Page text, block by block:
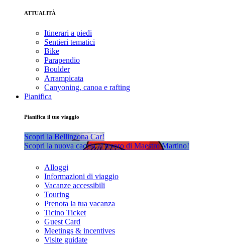
ATTUALITÀ
Itinerari a piedi
Sentieri tematici
Bike
Parapendio
Boulder
Arrampicata
Canyoning, canoa e rafting
Pianifica
Pianifica il tuo viaggio
Scopri la Bellinzona Car!
Scopri la nuova caccia al tesoro di Maestro Martino!
Alloggi
Informazioni di viaggio
Vacanze accessibili
Touring
Prenota la tua vacanza
Ticino Ticket
Guest Card
Meetings & incentives
Visite guidate